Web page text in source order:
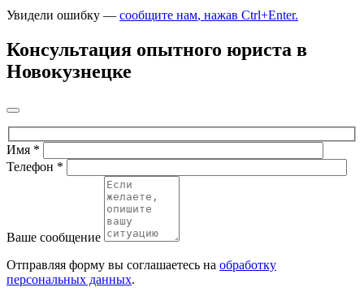
Увидели ошибку — сообщите нам, нажав Ctrl+Enter.
Консультация опытного юриста в
Новокузнецке
Имя *
Телефон *
Ваше сообщение
Отправляя форму вы соглашаетесь на обработку
персональных данных.